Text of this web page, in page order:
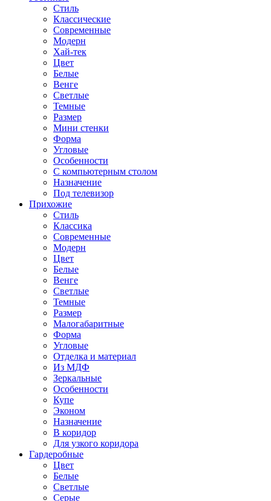
Стиль
Классические
Современные
Модерн
Хай-тек
Цвет
Белые
Венге
Светлые
Темные
Размер
Мини стенки
Форма
Угловые
Особенности
С компьютерным столом
Назначение
Под телевизор
Прихожие
Стиль
Классика
Современные
Модерн
Цвет
Белые
Венге
Светлые
Темные
Размер
Малогабаритные
Форма
Угловые
Отделка и материал
Из МДФ
Зеркальные
Особенности
Купе
Эконом
Назначение
В коридор
Для узкого коридора
Гардеробные
Цвет
Белые
Светлые
Серые